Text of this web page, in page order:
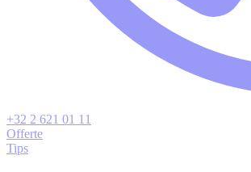
+32 2 621 01 11
Offerte
Tips